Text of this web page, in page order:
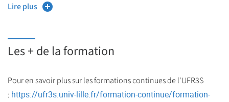
Lire plus
Les + de la formation
Pour en savoir plus sur les formations continues de l'UFR3S
: https://ufr3s.univ-lille.fr/formation-continue/formation-